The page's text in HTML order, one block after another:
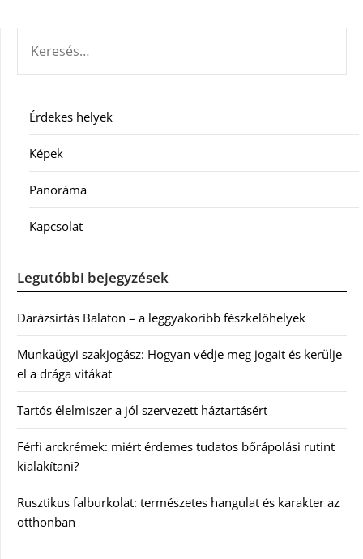
Érdekes helyek
Képek
Panoráma
Kapcsolat
Legutóbbi bejegyzések
Darázsirtás Balaton – a leggyakoribb fészkelőhelyek
Munkaügyi szakjogász: Hogyan védje meg jogait és kerülje
el a drága vitákat
Tartós élelmiszer a jól szervezett háztartásért
Férfi arckrémek: miért érdemes tudatos bőrápolási rutint
kialakítani?
Rusztikus falburkolat: természetes hangulat és karakter az
otthonban